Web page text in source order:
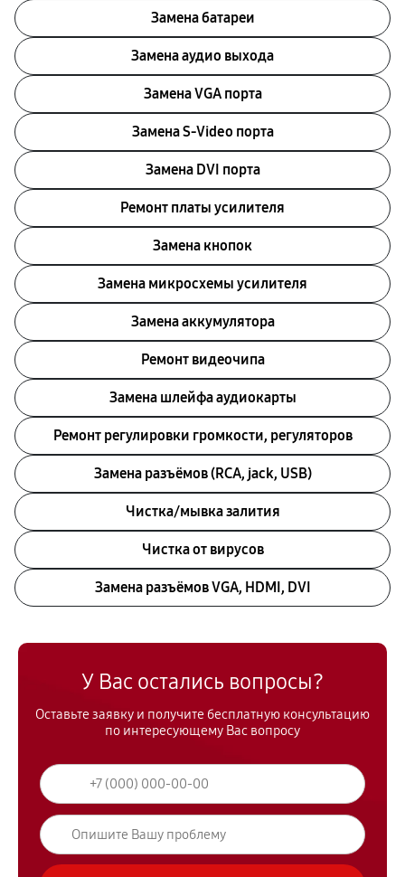
Замена батареи
Замена аудио выхода
Замена VGA порта
Замена S-Video порта
Замена DVI порта
Ремонт платы усилителя
Замена кнопок
Замена микросхемы усилителя
Замена аккумулятора
Ремонт видеочипа
Замена шлейфа аудиокарты
Ремонт регулировки громкости, регуляторов
Замена разъёмов (RCA, jack, USB)
Чистка/мывка залития
Чистка от вирусов
Замена разъёмов VGA, HDMI, DVI
У Вас остались вопросы?
Оставьте заявку и получите бесплатную консультацию
по интересующему Вас вопросу